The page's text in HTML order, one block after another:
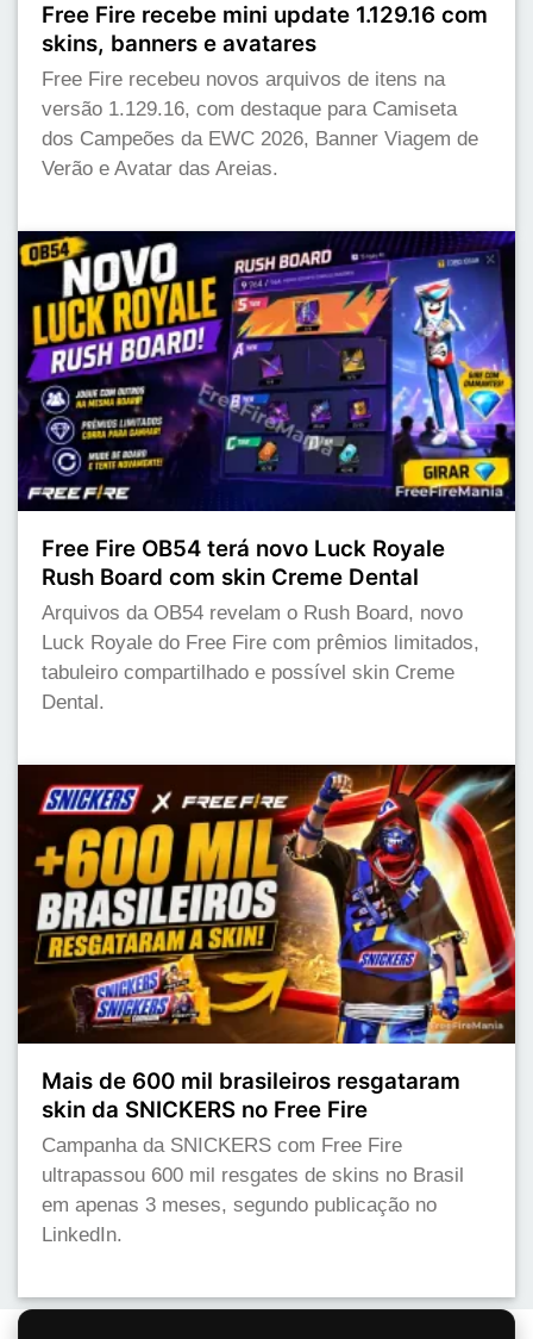
Free Fire recebe mini update 1.129.16 com
skins, banners e avatares
Free Fire recebeu novos arquivos de itens na
versão 1.129.16, com destaque para Camiseta
dos Campeões da EWC 2026, Banner Viagem de
Verão e Avatar das Areias.
Free Fire OB54 terá novo Luck Royale
Rush Board com skin Creme Dental
Arquivos da OB54 revelam o Rush Board, novo
Luck Royale do Free Fire com prêmios limitados,
tabuleiro compartilhado e possível skin Creme
Dental.
Mais de 600 mil brasileiros resgataram
skin da SNICKERS no Free Fire
Campanha da SNICKERS com Free Fire
ultrapassou 600 mil resgates de skins no Brasil
em apenas 3 meses, segundo publicação no
LinkedIn.